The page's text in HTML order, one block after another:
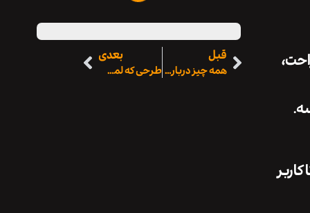
قبل
همه چیز درباره هزینه ارتودنسی دندان در سال ۱۴۰۴ + نکات مهم قبل از شروع درمان
بعدی
طرحی که لمس می‌شود؛ تبدیل لوگوی دیجیتال به لوگوی بتنی با صنعت مجد